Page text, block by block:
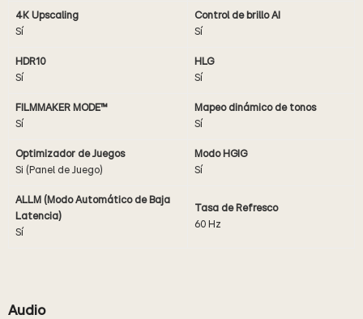
4K Upscaling
Sí
Control de brillo AI
Sí
HDR10
Sí
HLG
Sí
FILMMAKER MODE™
Sí
Mapeo dinámico de tonos
Sí
Optimizador de Juegos
Si (Panel de Juego)
Modo HGIG
Sí
ALLM (Modo Automático de Baja
Latencia)
Sí
Tasa de Refresco
60 Hz
Audio